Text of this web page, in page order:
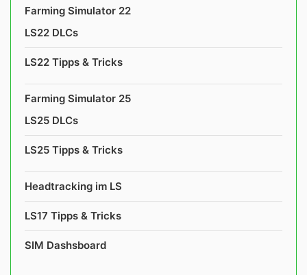
Farming Simulator 22
LS22 DLCs
LS22 Tipps & Tricks
Farming Simulator 25
LS25 DLCs
LS25 Tipps & Tricks
Headtracking im LS
LS17 Tipps & Tricks
SIM Dashsboard